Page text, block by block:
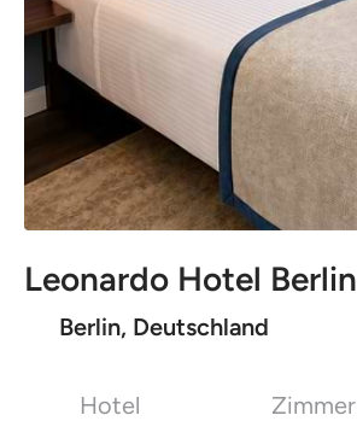
Leonardo Hotel Berlin
Berlin, Deutschland
Hotel Zimmer